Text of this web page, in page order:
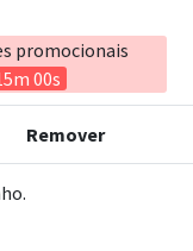
promocionais
00s
Remover